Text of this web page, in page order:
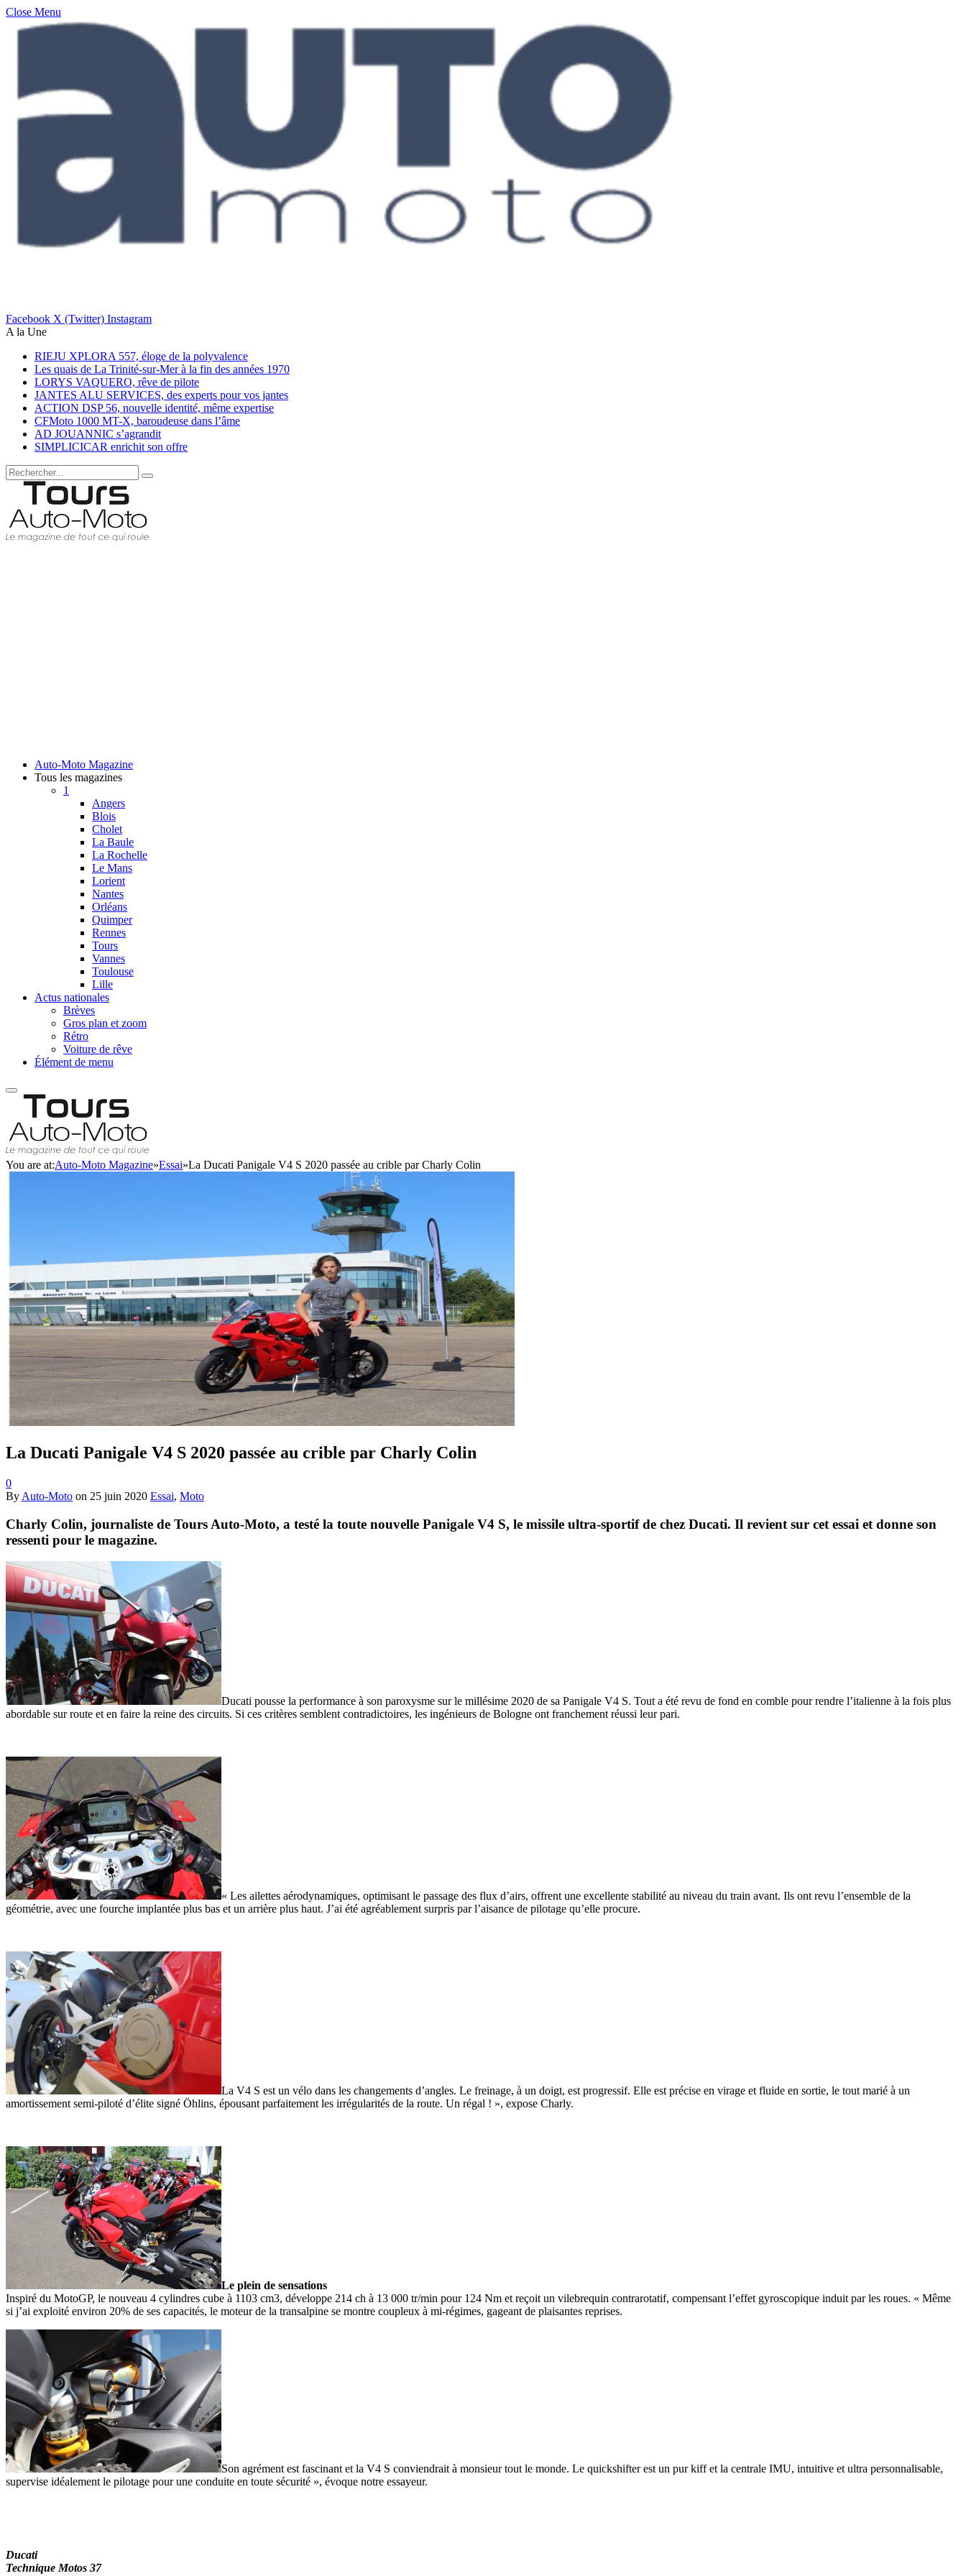
Close Menu
Facebook X (Twitter) Instagram
A la Une
RIEJU XPLORA 557, éloge de la polyvalence
Les quais de La Trinité-sur-Mer à la fin des années 1970
LORYS VAQUERO, rêve de pilote
JANTES ALU SERVICES, des experts pour vos jantes
ACTION DSP 56, nouvelle identité, même expertise
CFMoto 1000 MT-X, baroudeuse dans l’âme
AD JOUANNIC s’agrandit
SIMPLICICAR enrichit son offre
Auto-Moto Magazine
Tous les magazines
1
Angers
Blois
Cholet
La Baule
La Rochelle
Le Mans
Lorient
Nantes
Orléans
Quimper
Rennes
Tours
Vannes
Toulouse
Lille
Actus nationales
Brèves
Gros plan et zoom
Rétro
Voiture de rêve
Élément de menu
You are at:Auto-Moto Magazine»Essai»La Ducati Panigale V4 S 2020 passée au crible par Charly Colin
La Ducati Panigale V4 S 2020 passée au crible par Charly Colin
0
By Auto-Moto on 25 juin 2020 Essai, Moto
Charly Colin, journaliste de Tours Auto-Moto, a testé la toute nouvelle Panigale V4 S, le missile ultra-sportif de chez Ducati. Il revient sur cet essai et donne son
ressenti pour le magazine.
Ducati pousse la performance à son paroxysme sur le millésime 2020 de sa Panigale V4 S. Tout a été revu de fond en comble pour rendre l’italienne à la fois plus
abordable sur route et en faire la reine des circuits. Si ces critères semblent contradictoires, les ingénieurs de Bologne ont franchement réussi leur pari.
« Les ailettes aérodynamiques, optimisant le passage des flux d’airs, offrent une excellente stabilité au niveau du train avant. Ils ont revu l’ensemble de la
géométrie, avec une fourche implantée plus bas et un arrière plus haut. J’ai été agréablement surpris par l’aisance de pilotage qu’elle procure.
La V4 S est un vélo dans les changements d’angles. Le freinage, à un doigt, est progressif. Elle est précise en virage et fluide en sortie, le tout marié à un
amortissement semi-piloté d’élite signé Öhlins, épousant parfaitement les irrégularités de la route. Un régal ! », expose Charly.
Le plein de sensations
Inspiré du MotoGP, le nouveau 4 cylindres cube à 1103 cm3, développe 214 ch à 13 000 tr/min pour 124 Nm et reçoit un vilebrequin contrarotatif, compensant l’effet gyroscopique induit par les roues. « Même
si j’ai exploité environ 20% de ses capacités, le moteur de la transalpine se montre coupleux à mi-régimes, gageant de plaisantes reprises.
Son agrément est fascinant et la V4 S conviendrait à monsieur tout le monde. Le quickshifter est un pur kiff et la centrale IMU, intuitive et ultra personnalisable,
supervise idéalement le pilotage pour une conduite en toute sécurité », évoque notre essayeur.
Ducati
Technique Motos 37